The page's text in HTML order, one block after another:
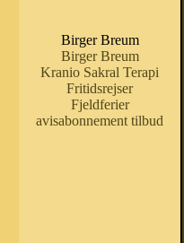
Birger Breum
Birger Breum
Kranio Sakral Terapi
Fritidsrejser
Fjeldferier
avisabonnement tilbud